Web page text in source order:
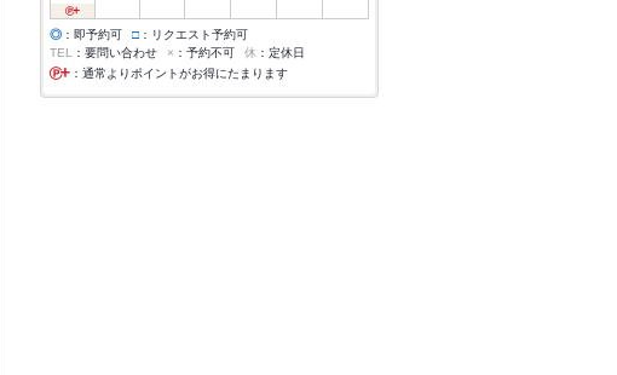
◎ ：即予約可 □ ：リクエスト予約可
TEL
：要問い合わせ × ：予約不可 休 ：定休日
：通常よりポイントがお得にたまります